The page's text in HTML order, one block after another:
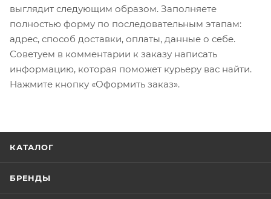
выглядит следующим образом. Заполняете
полностью форму по последовательным этапам:
адрес, способ доставки, оплаты, данные о себе.
Советуем в комментарии к заказу написать
информацию, которая поможет курьеру вас найти.
Нажмите кнопку «Оформить заказ».
КАТАЛОГ
БРЕНДЫ